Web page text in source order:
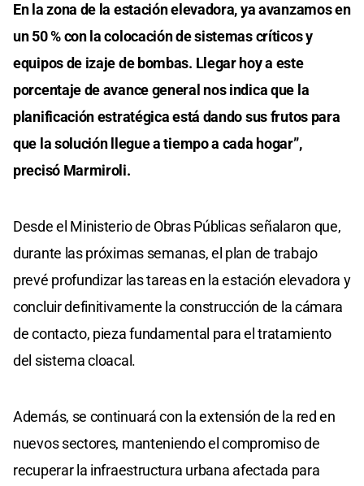
En la zona de la estación elevadora, ya avanzamos en
un 50 % con la colocación de sistemas críticos y
equipos de izaje de bombas. Llegar hoy a este
porcentaje de avance general nos indica que la
planificación estratégica está dando sus frutos para
que la solución llegue a tiempo a cada hogar”,
precisó Marmiroli.
Desde el Ministerio de Obras Públicas señalaron que,
durante las próximas semanas, el plan de trabajo
prevé profundizar las tareas en la estación elevadora y
concluir definitivamente la construcción de la cámara
de contacto, pieza fundamental para el tratamiento
del sistema cloacal.
Además, se continuará con la extensión de la red en
nuevos sectores, manteniendo el compromiso de
recuperar la infraestructura urbana afectada para